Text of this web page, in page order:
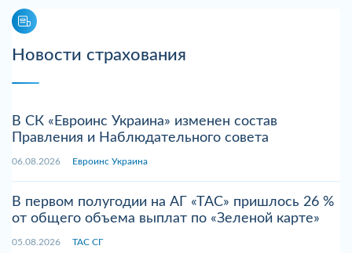
Новости страхования
В СК «Евроинс Украина» изменен состав
Правления и Наблюдательного совета
06.08.2026 Евроинс Украина
В первом полугодии на АГ «ТАС» пришлось 26 %
от общего объема выплат по «Зеленой карте»
05.08.2026 ТАС СГ